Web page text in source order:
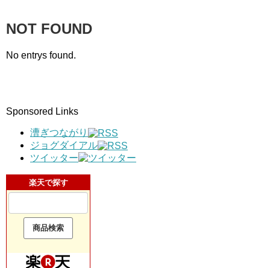
NOT FOUND
No entrys found.
Sponsored Links
漕ぎつながり
ジョグダイアル
ツイッター
楽天で探す